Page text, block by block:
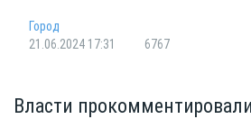
Город
21.06.2024 17:31
6767
Власти